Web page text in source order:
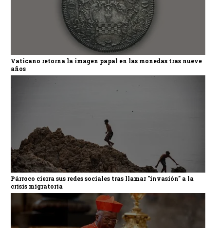
Vaticano retorna la imagen papal en las monedas tras nueve
años
Párroco cierra sus redes sociales tras llamar "invasión" a la
crisis migratoria